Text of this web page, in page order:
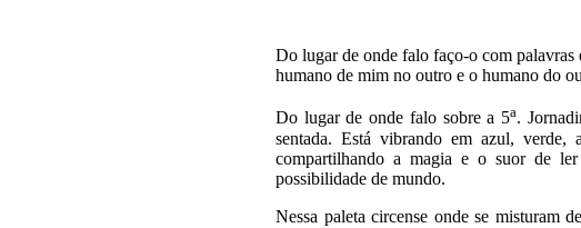
Do lugar de onde falo faço-o com palavras
humano de mim no outro e o humano do
Do lugar de onde falo sobre a 5a.
sentada. Está vibrando em azul,
compartilhando a magia e o suor de ler
possibilidade de mundo.
Nessa paleta circense onde se misturam